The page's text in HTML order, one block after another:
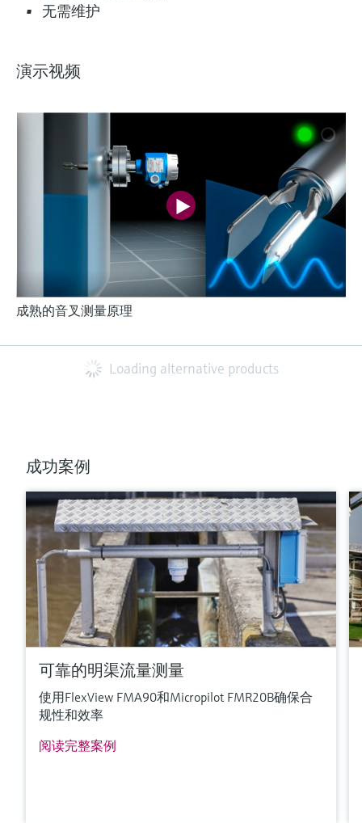
无需维护
演示视频
成熟的音叉测量原理
Loading alternative products
成功案例
可靠的明渠流量测量
使用FlexView FMA90和Micropilot FMR20B确保合
规性和效率
阅读完整案例